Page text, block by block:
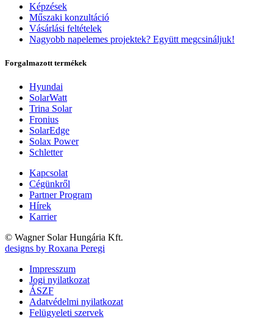
Képzések
Műszaki konzultáció
Vásárlási feltételek
Nagyobb napelemes projektek? Együtt megcsináljuk!
Forgalmazott termékek
Hyundai
SolarWatt
Trina Solar
Fronius
SolarEdge
Solax Power
Schletter
Kapcsolat
Cégünkről
Partner Program
Hírek
Karrier
© Wagner Solar Hungária Kft.
designs by Roxana Peregi
Impresszum
Jogi nyilatkozat
ÁSZF
Adatvédelmi nyilatkozat
Felügyeleti szervek